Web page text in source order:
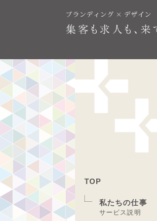
TOP
私たちの仕事
サービス説明